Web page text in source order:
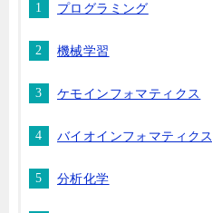
プログラミング
機械学習
ケモインフォマティクス
バイオインフォマティクス
分析化学